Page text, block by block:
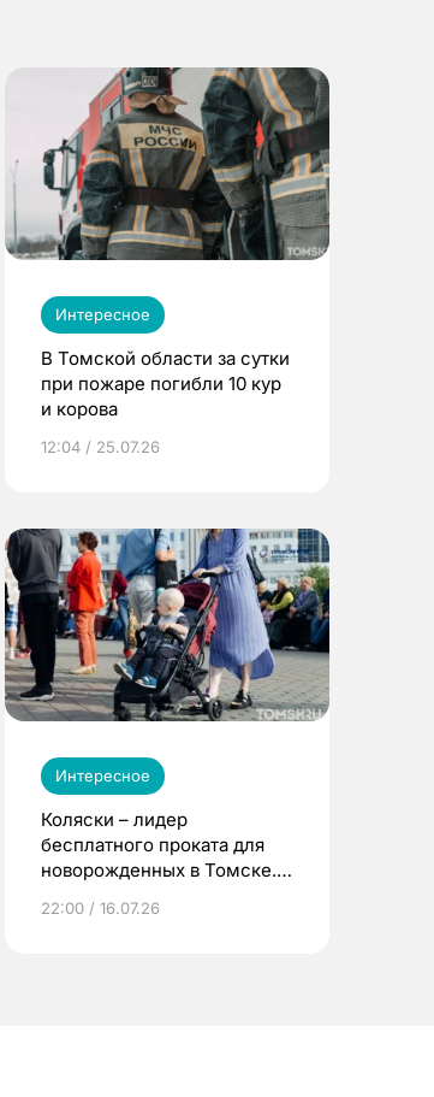
Интересное
В Томской области за сутки
при пожаре погибли 10 кур
и корова
12:04 / 25.07.26
Интересное
Коляски – лидер
бесплатного проката для
новорожденных в Томске.
22:00 / 16.07.26